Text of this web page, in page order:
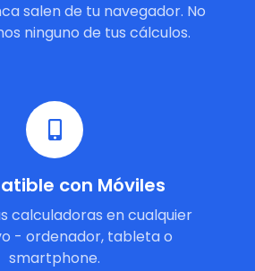
salen de tu navegador. No
ninguno de tus cálculos.
con Móviles
calculadoras en cualquier
- ordenador, tableta o
smartphone.